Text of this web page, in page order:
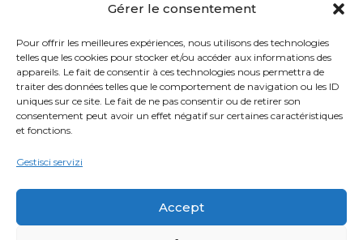
Gérer le consentement
Pour offrir les meilleures expériences, nous utilisons des technologies
telles que les cookies pour stocker et/ou accéder aux informations des
appareils. Le fait de consentir à ces technologies nous permettra de
traiter des données telles que le comportement de navigation ou les ID
uniques sur ce site. Le fait de ne pas consentir ou de retirer son
consentement peut avoir un effet négatif sur certaines caractéristiques
et fonctions.
Gestisci servizi
Accept
Miglioramento del nostro servizio di supporto clienti
9 Ottobre 2024
Nuova funzionalità del servizio Performance
9 Ottobre 2024
Politique de confidentialité
Mentions légales